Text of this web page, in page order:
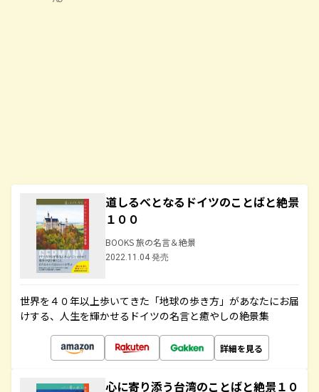
道しるべとなるドイツのことばと絶景
１００
BOOKS 旅の名言＆絶景
2022.11.04 発売
世界を４０年以上歩いてきた「地球の歩き方」があなたにお届
けする、人生を輝かせるドイツの名言と癒やしの絶景集
詳細を見る
心に寄り添う台湾のことばと絶景１０